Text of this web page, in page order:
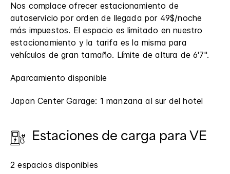
Nos complace ofrecer estacionamiento de
autoservicio por orden de llegada por 49$/noche
más impuestos. El espacio es limitado en nuestro
estacionamiento y la tarifa es la misma para
vehículos de gran tamaño. Límite de altura de 6'7".
Aparcamiento disponible
Japan Center Garage: 1 manzana al sur del hotel
Estaciones de carga para VE
2 espacios disponibles